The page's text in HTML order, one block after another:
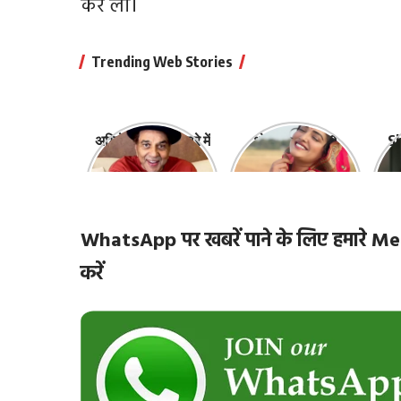
कर ली।
Trending Web Stories
अभिनेता धर्मेंद्र के बारे में
10 रोचक बातें, जिनके
भोजपुरी की ये 10
हसीनाएं हैं सबसे
actresses
WhatsApp पर खबरें पाने के लिए हमारे
करें